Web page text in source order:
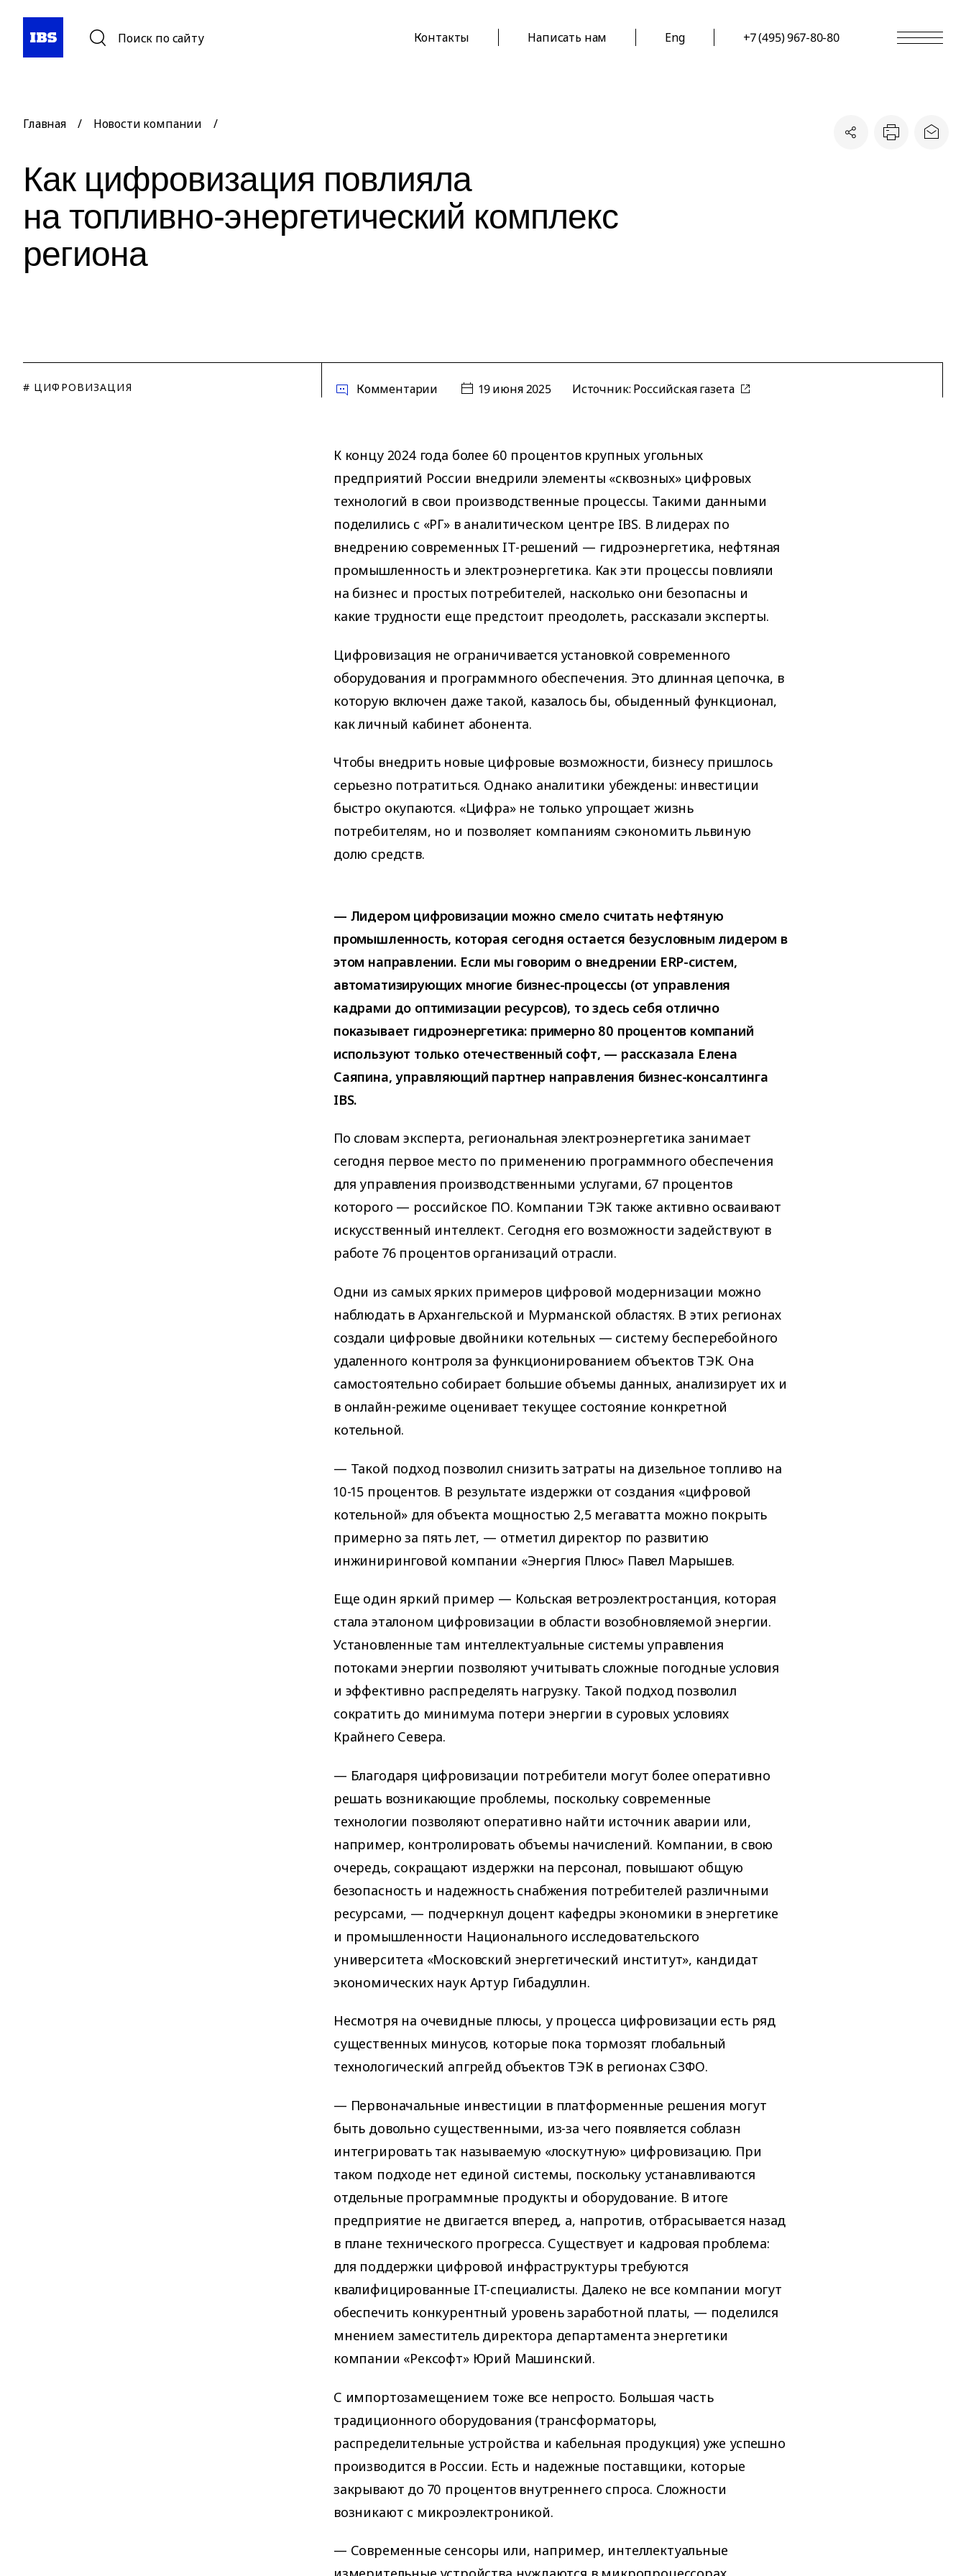
Поиск по сайту Контакты Написать нам Eng +7 (495) 967-80-80
Главная / Новости компании /
Как цифровизация повлияла
на топливно-энергетический комплекс
региона
# ЦИФРОВИЗАЦИЯ Комментарии 19 июня 2025 Источник: Российская газета
К концу 2024 года более 60 процентов крупных угольных
предприятий России внедрили элементы «сквозных» цифровых
технологий в свои производственные процессы. Такими данными
поделились с «РГ» в аналитическом центре IBS. В лидерах по
внедрению современных IT-решений — гидроэнергетика, нефтяная
промышленность и электроэнергетика. Как эти процессы повлияли
на бизнес и простых потребителей, насколько они безопасны и
какие трудности еще предстоит преодолеть, рассказали эксперты.
Цифровизация не ограничивается установкой современного
оборудования и программного обеспечения. Это длинная цепочка, в
которую включен даже такой, казалось бы, обыденный функционал,
как личный кабинет абонента.
Чтобы внедрить новые цифровые возможности, бизнесу пришлось
серьезно потратиться. Однако аналитики убеждены: инвестиции
быстро окупаются. «Цифра» не только упрощает жизнь
потребителям, но и позволяет компаниям сэкономить львиную
долю средств.
— Лидером цифровизации можно смело считать нефтяную
промышленность, которая сегодня остается безусловным лидером в
этом направлении. Если мы говорим о внедрении ERP-систем,
автоматизирующих многие бизнес-процессы (от управления
кадрами до оптимизации ресурсов), то здесь себя отлично
показывает гидроэнергетика: примерно 80 процентов компаний
используют только отечественный софт, — рассказала Елена
Саяпина, управляющий партнер направления бизнес-консалтинга
IBS.
По словам эксперта, региональная электроэнергетика занимает
сегодня первое место по применению программного обеспечения
для управления производственными услугами, 67 процентов
которого — российское ПО. Компании ТЭК также активно осваивают
искусственный интеллект. Сегодня его возможности задействуют в
работе 76 процентов организаций отрасли.
Одни из самых ярких примеров цифровой модернизации можно
наблюдать в Архангельской и Мурманской областях. В этих регионах
создали цифровые двойники котельных — систему бесперебойного
удаленного контроля за функционированием объектов ТЭК. Она
самостоятельно собирает большие объемы данных, анализирует их и
в онлайн-режиме оценивает текущее состояние конкретной
котельной.
— Такой подход позволил снизить затраты на дизельное топливо на
10-15 процентов. В результате издержки от создания «цифровой
котельной» для объекта мощностью 2,5 мегаватта можно покрыть
примерно за пять лет, — отметил директор по развитию
инжиниринговой компании «Энергия Плюс» Павел Марышев.
Еще один яркий пример — Кольская ветроэлектростанция, которая
стала эталоном цифровизации в области возобновляемой энергии.
Установленные там интеллектуальные системы управления
потоками энергии позволяют учитывать сложные погодные условия
и эффективно распределять нагрузку. Такой подход позволил
сократить до минимума потери энергии в суровых условиях
Крайнего Севера.
— Благодаря цифровизации потребители могут более оперативно
решать возникающие проблемы, поскольку современные
технологии позволяют оперативно найти источник аварии или,
например, контролировать объемы начислений. Компании, в свою
очередь, сокращают издержки на персонал, повышают общую
безопасность и надежность снабжения потребителей различными
ресурсами, — подчеркнул доцент кафедры экономики в энергетике
и промышленности Национального исследовательского
университета «Московский энергетический институт», кандидат
экономических наук Артур Гибадуллин.
Несмотря на очевидные плюсы, у процесса цифровизации есть ряд
существенных минусов, которые пока тормозят глобальный
технологический апгрейд объектов ТЭК в регионах СЗФО.
— Первоначальные инвестиции в платформенные решения могут
быть довольно существенными, из-за чего появляется соблазн
интегрировать так называемую «лоскутную» цифровизацию. При
таком подходе нет единой системы, поскольку устанавливаются
отдельные программные продукты и оборудование. В итоге
предприятие не двигается вперед, а, напротив, отбрасывается назад
в плане технического прогресса. Существует и кадровая проблема:
для поддержки цифровой инфраструктуры требуются
квалифицированные IT-специалисты. Далеко не все компании могут
обеспечить конкурентный уровень заработной платы, — поделился
мнением заместитель директора департамента энергетики
компании «Рексофт» Юрий Машинский.
С импортозамещением тоже все непросто. Большая часть
традиционного оборудования (трансформаторы,
распределительные устройства и кабельная продукция) уже успешно
производится в России. Есть и надежные поставщики, которые
закрывают до 70 процентов внутреннего спроса. Сложности
возникают с микроэлектроникой.
— Современные сенсоры или, например, интеллектуальные